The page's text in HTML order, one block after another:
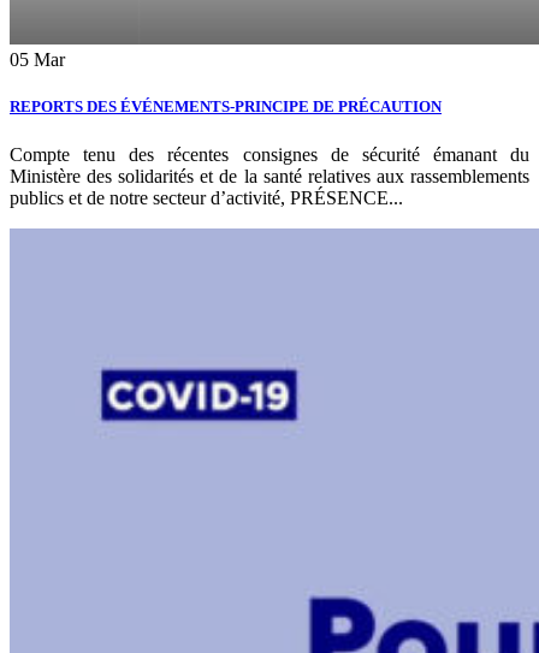
05 Mar
REPORTS DES ÉVÉNEMENTS-PRINCIPE DE PRÉCAUTION
Compte tenu des récentes consignes de sécurité émanant du
Ministère des solidarités et de la santé relatives aux rassemblements
publics et de notre secteur d’activité, PRÉSENCE...